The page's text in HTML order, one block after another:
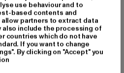
use behaviour and to
based contents and
partners to extract data
also include the processing of
countries which do not have
If you want to change
By clicking on "Accept" you